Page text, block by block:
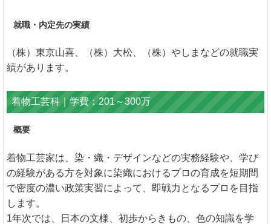
就職・内定先の実績
（株）東京山喜、（株）大松、（株）やしまなどの就職実
績があります。
着物工芸科｜学費：201～300万
概要
着物工芸家は、染・織・デザインなどの実務経験や、学び
の経験がある方を対象に染織におけるプロの育成を短期間
で密度の濃い政策実習によって、即戦力となるプロを目指
します。
1年次では、日本の文様、初歩からきもの、色の知識を学